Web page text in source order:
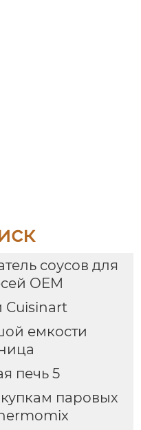
соусов для
OEM
Cuisinart
емкости
печь 5
паровых